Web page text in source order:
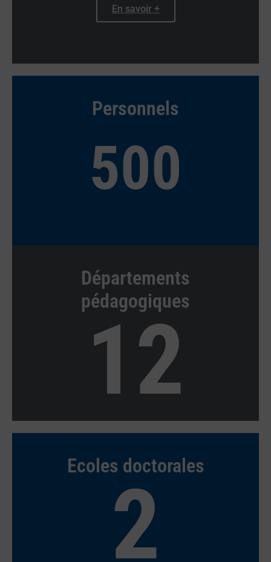
En savoir +
Personnels
500
Départements
pédagogiques
12
Ecoles doctorales
2